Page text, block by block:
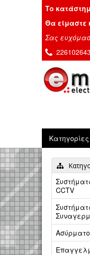
Το
Θα είμαστε
Σας
Κατηγορίες
CCTV